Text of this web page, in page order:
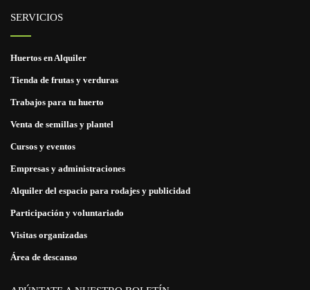
SERVICIOS
Huertos en Alquiler
Tienda de frutas y verduras
Trabajos para tu huerto
Venta de semillas y plantel
Cursos y eventos
Empresas y administraciones
Alquiler del espacio para rodajes y publicidad
Participación y voluntariado
Visitas organizadas
Área de descanso